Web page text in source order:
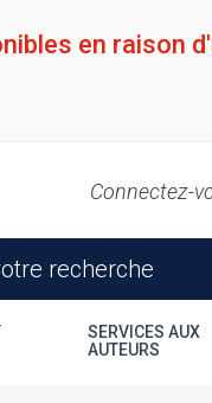
en raison
Connectez-
SERVICES AUX
AUTEURS